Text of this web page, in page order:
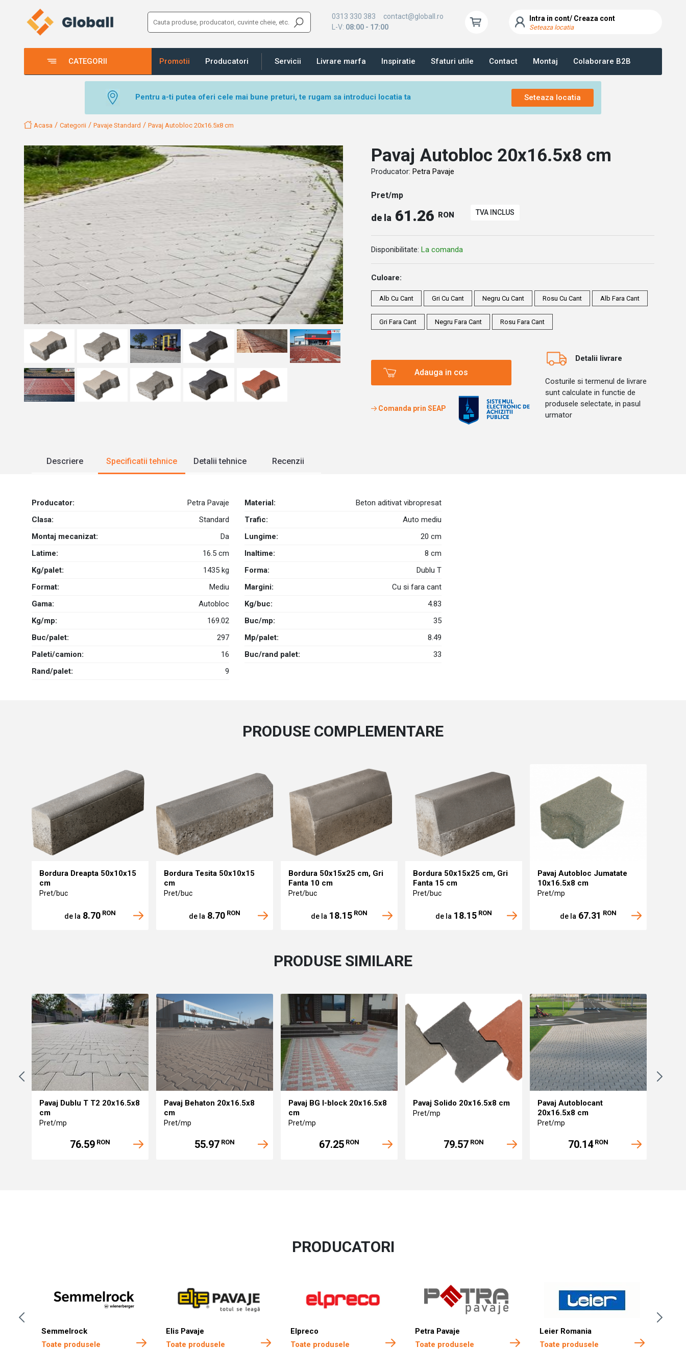
0313 330 383
contact@globall.ro
L-V: 08:00 - 17:00
Intra in cont/ Creaza cont
Seteaza locatia
CATEGORII Promotii Producatori Servicii Livrare marfa Inspiratie Sfaturi utile Contact Montaj Colaborare B2B
Pentru a-ti putea oferi cele mai bune preturi, te rugam sa introduci locatia ta Seteaza locatia
Acasa /Categorii /Pavaje Standard /Pavaj Autobloc 20x16.5x8 cm
Pavaj Autobloc 20x16.5x8 cm
Producator: Petra Pavaje
Pret/mp
de la 61.26 RON TVA INCLUS
Disponibilitate: La comanda
Culoare:
Alb Cu Cant Gri Cu Cant Negru Cu Cant Rosu Cu Cant Alb Fara Cant
Gri Fara Cant Negru Fara Cant Rosu Fara Cant
Adauga in cos
Comanda prin SEAP
Detalii livrare
Costurile si termenul de livrare
sunt calculate in functie de
produsele selectate, in pasul
urmator
Descriere Specificatii tehnice Detalii tehnice Recenzii
Producator: Petra Pavaje Material:
Beton aditivat vibropresat
Clasa:
Standard Trafic:
Auto mediu
Montaj mecanizat:
Da Lungime:
20 cm
Latime:
16.5 cm Inaltime:
8 cm
Kg/palet:
1435 kg Forma:
Dublu T
Format:
Mediu Margini:
Cu si fara cant
Gama:
Autobloc Kg/buc:
4.83
Kg/mp:
169.02 Buc/mp:
35
Buc/palet:
297 Mp/palet:
8.49
Paleti/camion:
16 Buc/rand palet:
33
Rand/palet:
9
PRODUSE COMPLEMENTARE
Bordura Dreapta 50x10x15
cm
Pret/buc
de la 8.70 RON
Bordura Tesita 50x10x15
cm
Pret/buc
de la 8.70 RON
Bordura 50x15x25 cm, Gri
Fanta 10 cm
Pret/buc
de la 18.15 RON
Bordura 50x15x25 cm, Gri
Fanta 15 cm
Pret/buc
de la 18.15 RON
Pavaj Autobloc Jumatate
10x16.5x8 cm
Pret/mp
de la 67.31 RON
PRODUSE SIMILARE
Pavaj Dublu T T2 20x16.5x8
cm
Pret/mp
76.59 RON
Pavaj Behaton 20x16.5x8
cm
Pret/mp
55.97 RON
Pavaj BG I-block 20x16.5x8
cm
Pret/mp
67.25 RON
Pavaj Solido 20x16.5x8 cm
Pret/mp
79.57 RON
Pavaj Autoblocant
20x16.5x8 cm
Pret/mp
70.14 RON
PRODUCATORI
Semmelrock
Toate produsele
Elis Pavaje
Toate produsele
Elpreco
Toate produsele
Petra Pavaje
Toate produsele
Leier Romania
Toate produsele